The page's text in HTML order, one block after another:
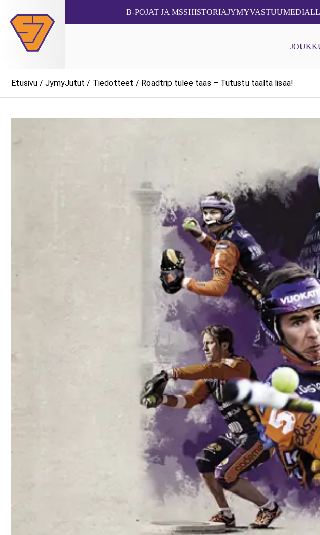
suoraan
sisältöön
B-POJAT JA MSSHISTORIAJYMYVASTUU
Etusivu / JymyJutut / Tiedotteet / Roadtrip tulee taas – Tutustu täältä lisää!